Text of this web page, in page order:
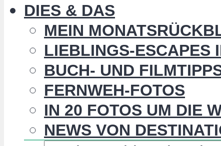
DIES & DAS
MEIN
LIEBLINGS-ESCAPES
BUCH- UND
FERNWEH-FOTOS
IN 20 FOTOS UM DIE
NEWS VON